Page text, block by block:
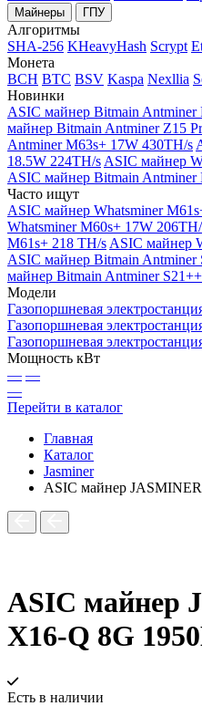
Майнеры ГПУ
Алгоритмы
SHA-256 KHeavyHash Scrypt
Монета
BCH BTC BSV Kaspa Nexllia
Новинки
ASIC майнер Bitmain Antminer
майнер Bitmain Antminer Z15
Antminer M63s+ 17W 430TH/s
18.5W 224TH/s ASIC майнер
ASIC майнер Bitmain Antminer
Часто ищут
ASIC майнер Whatsminer
Whatsminer M60s+ 17W
M61s+ 218 TH/s ASIC майнер
ASIC майнер Bitmain
майнер Bitmain Antminer
Модели
Газопоршневая
Газопоршневая
Газопоршневая
Мощность кВт
— —
—
Перейти в каталог
Главная
Каталог
Jasminer
ASIC майнер
ASIC майнер
X16-Q 8G
Есть в наличии